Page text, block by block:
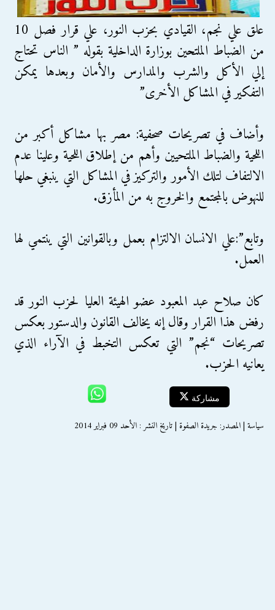
علق علي نجم، القيادي بحزب النور، علي قرار فصل 10
من الضباط الملتحين بوزارة الداخلية بقوله ” الناس تحتاج
إلي الأكل والشرب والمدارس والأمان وبعدها يمكن
التفكير في المشاكل الأخرى”
وأضاف في تصريحات صحفية: مصر بها مشاكل أكبر من
اللحية والضباط الملتحيين وأهم من إطلاق اللحية وعلينا عدم
الالتفاف لتلك الأمور والتركيز في المشاكل التي ينبغي حلها
للنهوض بالمجتمع والخروج به من المأزق.
وتابع”:علي الانسان الالتزام بعمل وبالقوانين التي ينتمي لها
العمل.
كان صلاح عبد المعبود عضو الهيئة العليا لحزب النور قد
رفض هذا القرار وقال إنه يخالف القانون والدستور بعكس
تصريحات “نجم” التي تعكس التخبط في الآراء الذي
يعانيه الحزب.
مشاركة
سياسة | المصدر: جريدة الصفوة | تاريخ النشر : الأحد 09 فبراير 2014